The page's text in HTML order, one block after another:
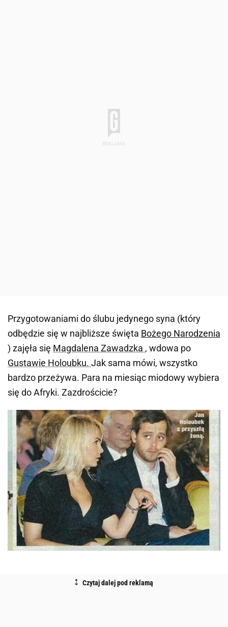
Przygotowaniami do ślubu jedynego syna (który
odbędzie się w najbliższe święta Bożego Narodzenia
) zajęła się Magdalena Zawadzka , wdowa po
Gustawie Holoubku. Jak sama mówi, wszystko
bardzo przeżywa. Para na miesiąc miodowy wybiera
się do Afryki. Zazdrościcie?